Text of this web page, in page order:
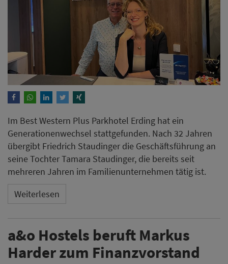
mehreren Jahren im Familienunternehmen tätig ist.
Weiterlesen
a&o Hostels beruft Markus
Harder zum Finanzvorstand